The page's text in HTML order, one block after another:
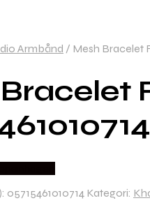
Armbånd / Mesh Bracelet
05715461010714 Kategori: